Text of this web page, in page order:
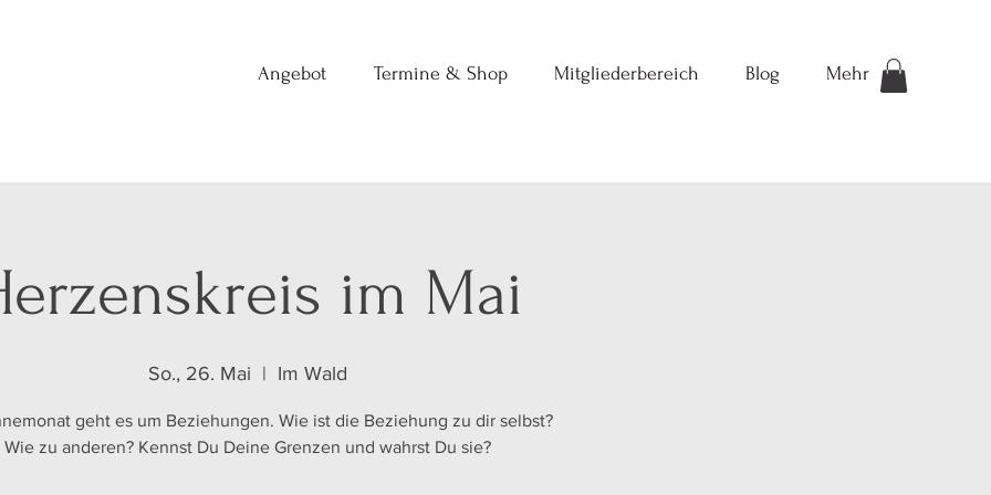
Angebot Termine & Shop Mitgliederbereich Blog Mehr
im Mai
So., 26. Mai
  |
Im Wald
geht es um Beziehungen. Wie ist die Beziehung zu dir selbst?
Wie zu anderen? Kennst Du Deine Grenzen und wahrst Du sie?